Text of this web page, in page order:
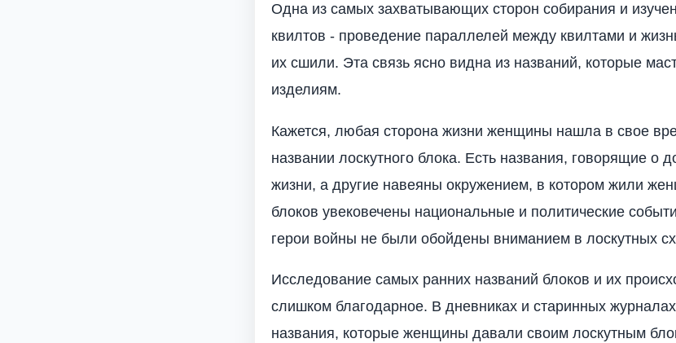
Одна из самых захватывающих сторон собирания и
квилтов - проведение параллелей между квилтами и
их сшили. Эта связь ясно видна из названий, которые
изделиям.
Кажется, любая сторона жизни женщины нашла в свое
названии лоскутного блока. Есть названия, говорящие о
жизни, а другие навеяны окружением, в котором жили
блоков увековечены национальные и политические
герои войны не были обойдены вниманием в лоскутных
Исследование самых ранних названий блоков и их
слишком благодарное. В дневниках и старинных
названия, которые женщины давали своим лоскутным